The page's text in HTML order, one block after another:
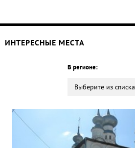
ИНТЕРЕСНЫЕ МЕСТА
В регионе:
Выберите из списка